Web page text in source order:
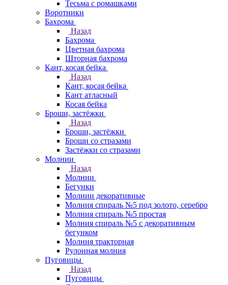
Тесьма с ромашками
Воротники
Бахрома
Назад
Бахрома
Цветная бахрома
Шторная бахрома
Кант, косая бейка
Назад
Кант, косая бейка
Кант атласный
Косая бейка
Броши, застёжки
Назад
Броши, застёжки
Броши со стразами
Застёжки со стразами
Молнии
Назад
Молнии
Бегунки
Молнии декоративные
Молния спираль №5 под золото, серебро
Молния спираль №5 простая
Молния спираль №5 с декоративным
бегунком
Молния тракторная
Рулонная молния
Пуговицы
Назад
Пуговицы